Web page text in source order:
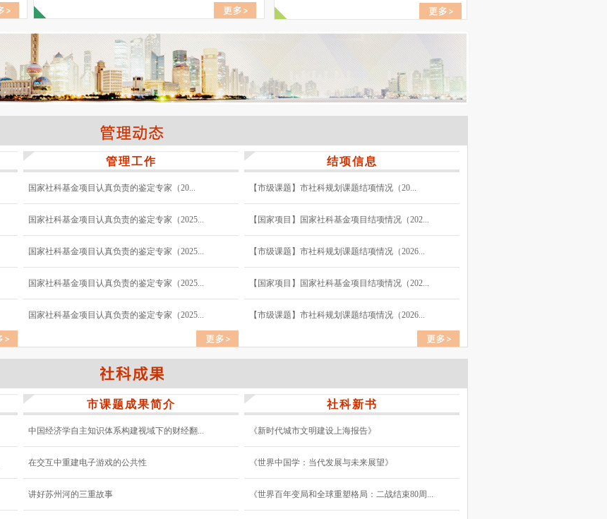
管理工作
国家社科基金项目认真负责的鉴定专家（20...
国家社科基金项目认真负责的鉴定专家（2025...
国家社科基金项目认真负责的鉴定专家（2025...
国家社科基金项目认真负责的鉴定专家（2025...
国家社科基金项目认真负责的鉴定专家（2025...
结项信息
【市级课题】市社科规划课题结项情况（20...
【国家项目】国家社科基金项目结项情况（202...
【市级课题】市社科规划课题结项情况（2026...
【国家项目】国家社科基金项目结项情况（202...
【市级课题】市社科规划课题结项情况（2026...
市课题成果简介
中国经济学自主知识体系构建视域下的财经翻...
在交互中重建电子游戏的公共性
讲好苏州河的三重故事
社科新书
《新时代城市文明建设上海报告》
《世界中国学：当代发展与未来展望》
《世界百年变局和全球重塑格局：二战结束80周...